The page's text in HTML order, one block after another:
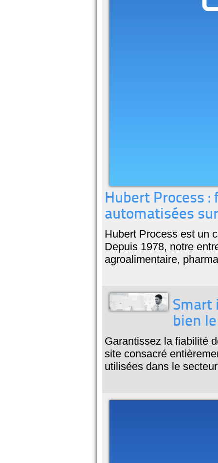
Hubert Process
automatisées
Hubert Process est un
Depuis 1978, notre
agroalimentaire,
Smart
bien
Garantissez la fiabilité
site consacré
utilisées dans le